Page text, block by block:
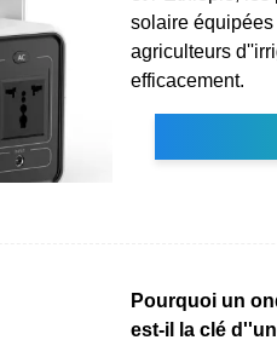
solaire
agriculteurs
efficacement.
Pourquoi un
est-il la clé